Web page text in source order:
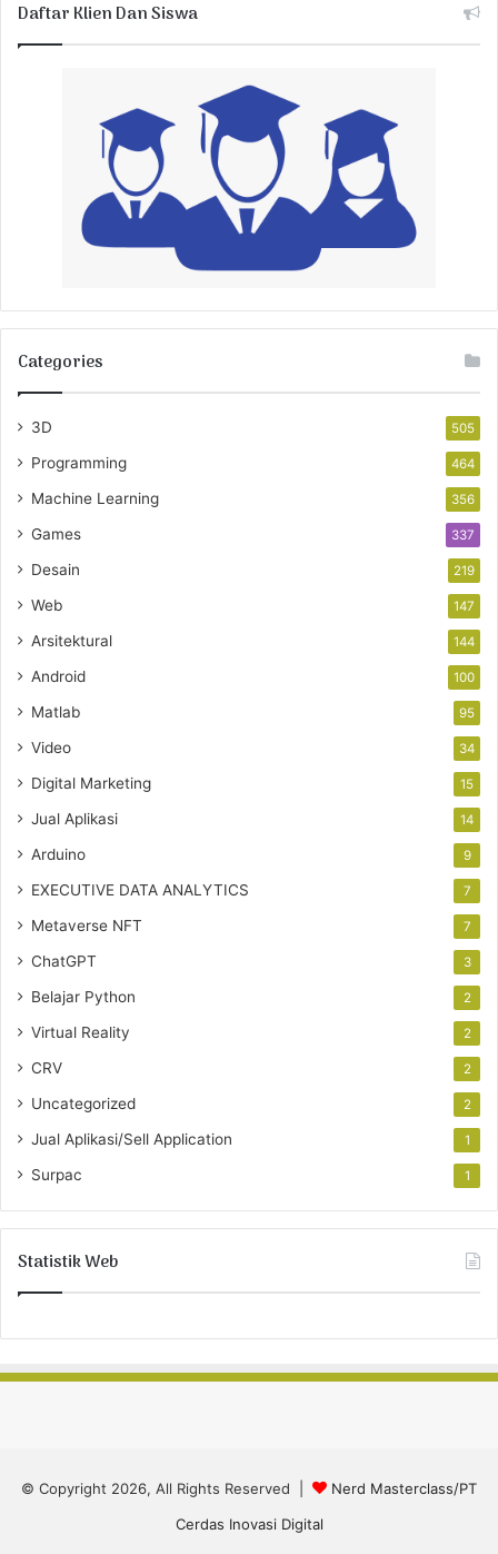
Daftar Klien Dan Siswa
Categories
3D 505
Programming 464
Machine Learning 356
Games 337
Desain 219
Web 147
Arsitektural 144
Android 100
Matlab 95
Video 34
Digital Marketing 15
Jual Aplikasi 14
Arduino 9
EXECUTIVE DATA ANALYTICS 7
Metaverse NFT 7
ChatGPT 3
Belajar Python 2
Virtual Reality 2
CRV 2
Uncategorized 2
Jual Aplikasi/Sell Application 1
Surpac 1
Statistik Web
© Copyright 2026, All Rights Reserved |
Nerd Masterclass/PT
Cerdas Inovasi Digital